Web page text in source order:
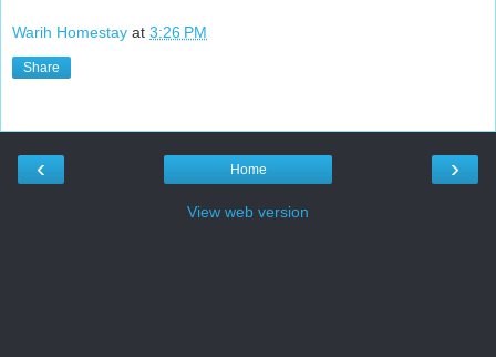
Warih Homestay at 3:26 PM
Share
‹ ›
Home
View web version